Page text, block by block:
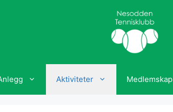
Aktiviteter Medlemskap